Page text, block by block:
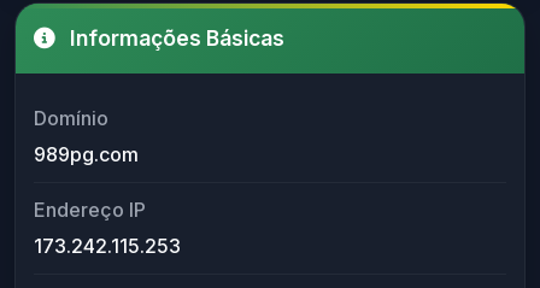
Informações Básicas
Domínio
989pg.com
Endereço IP
173.242.115.253